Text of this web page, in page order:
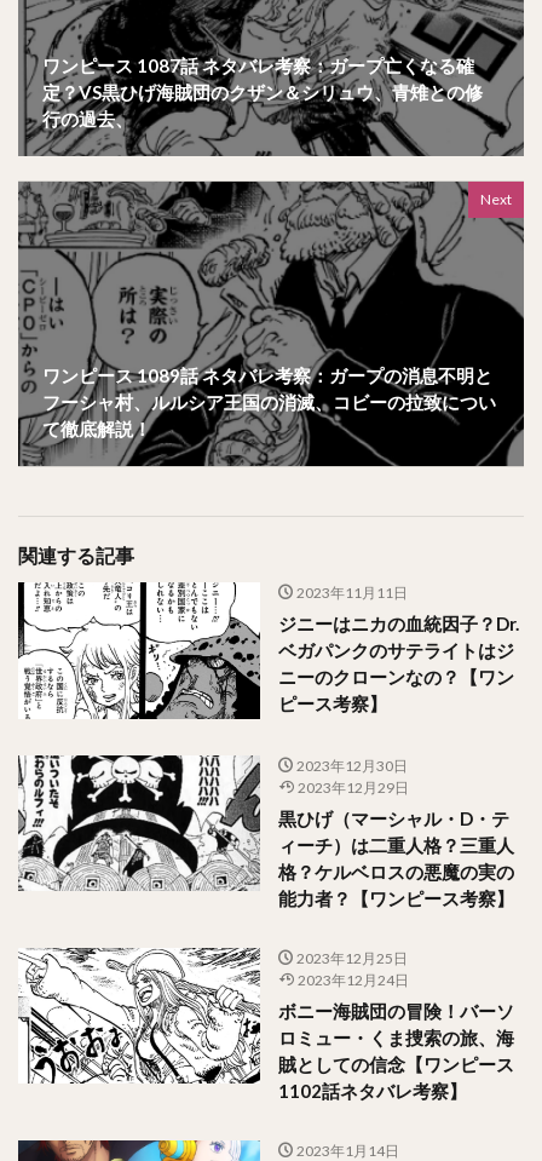
ワンピース 1087話 ネタバレ考察：ガープ亡くなる確
定？VS黒ひげ海賊団のクザン＆シリュウ、青雉との修
行の過去、
Next
ワンピース 1089話 ネタバレ考察：ガープの消息不明と
フーシャ村、ルルシア王国の消滅、コビーの拉致につい
て徹底解説！
関連する記事
2023年11月11日
ジニーはニカの血統因子？Dr.
ベガパンクのサテライトはジ
ニーのクローンなの？【ワン
ピース考察】
2023年12月30日
2023年12月29日
黒ひげ（マーシャル・D・テ
ィーチ）は二重人格？三重人
格？ケルベロスの悪魔の実の
能力者？【ワンピース考察】
2023年12月25日
2023年12月24日
ボニー海賊団の冒険！バーソ
ロミュー・くま捜索の旅、海
賊としての信念【ワンピース
1102話ネタバレ考察】
2023年1月14日